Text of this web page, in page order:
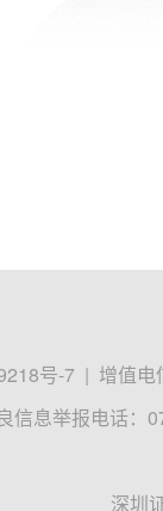
号-7 | 增值电
信息举报电话：
深圳